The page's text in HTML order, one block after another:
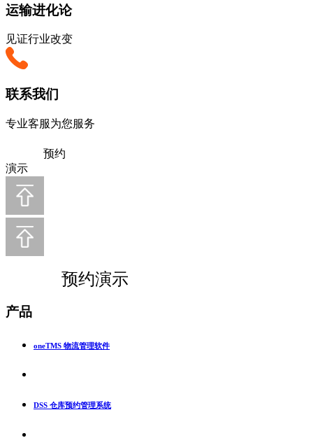
运输进化论
见证行业改变
联系我们
专业客服为您服务
预约
演示
预约演示
产品
oneTMS 物流管理软件
DSS 仓库预约管理系统